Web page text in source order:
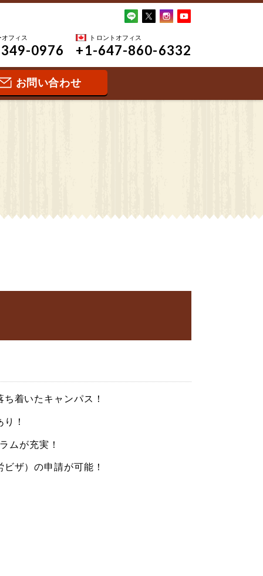
フィス
0976
トロントオフィス
+1-647-860-6332
お問い合わせ
着いたキャンパス！
！
ムが充実！
ザ）の申請が可能！